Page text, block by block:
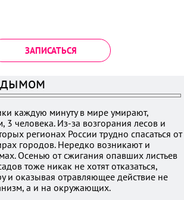
ЗАПИСАТЬСЯ
каждую минуту в мире умирают,
человека. Из-за возгорания лесов и
регионах России трудно спасаться от
городов. Нередко возникают и
Осенью от сжигания опавших листьев
тоже никак не хотят отказаться,
и оказывая отравляющее действие не
а и на окружающих.